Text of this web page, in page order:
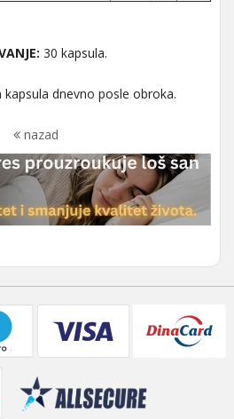
30 kapsula.
kapsula dnevno posle obroka.
nazad